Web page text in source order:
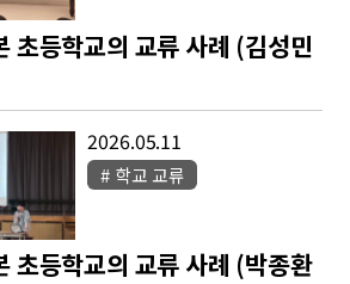
초등학교의 교류 사례 (김성민
2026.05.11
학교 교류
초등학교의 교류 사례 (박종환